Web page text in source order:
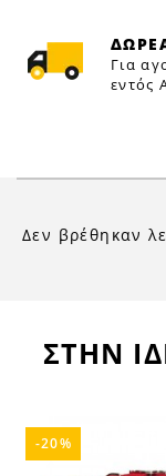
Για
εντός
Δεν βρέθηκαν
ΣΤΗΝ
-20%